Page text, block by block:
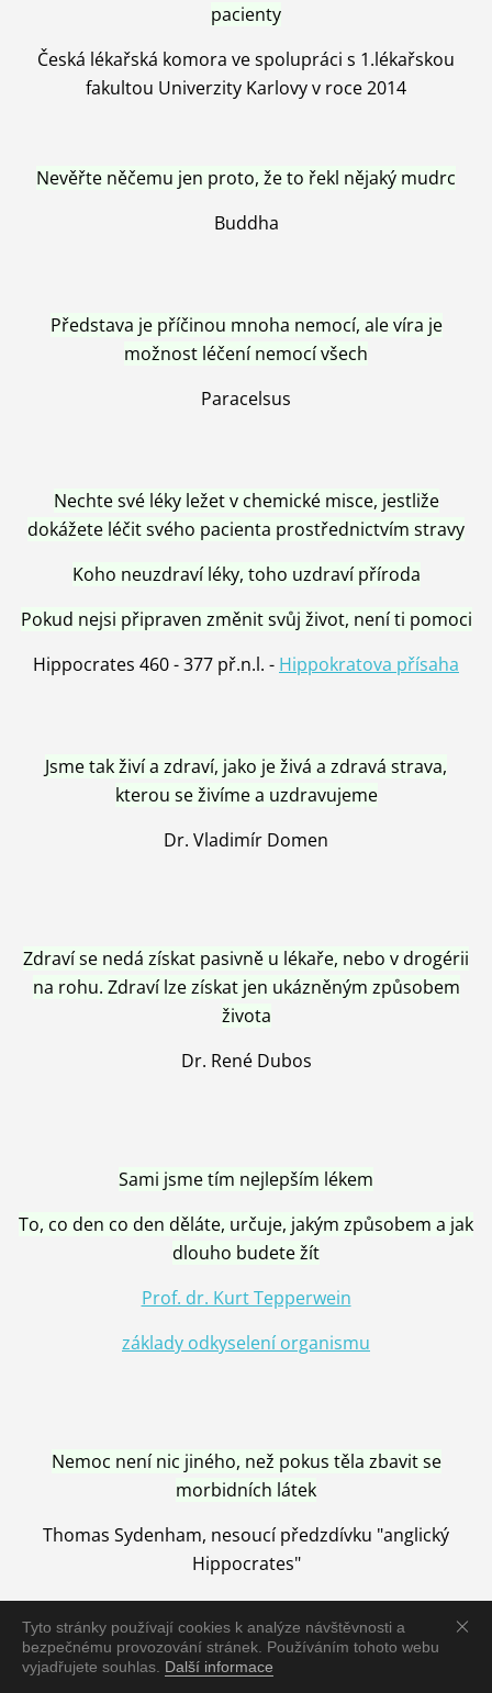
Tyto stránky používají cookies k analýze návštěvnosti a
bezpečnému provozování stránek. Používáním tohoto webu
vyjadřujete souhlas. Další informace
pacienty
Česká lékařská komora ve spolupráci s 1.lékařskou
fakultou Univerzity Karlovy v roce 2014
Nevěřte něčemu jen proto, že to řekl nějaký mudrc
Buddha
Představa je příčinou mnoha nemocí, ale víra je
možnost léčení nemocí všech
Paracelsus
Nechte své léky ležet v chemické misce, jestliže
dokážete léčit svého pacienta prostřednictvím stravy
Koho neuzdraví léky, toho uzdraví příroda
Pokud nejsi připraven změnit svůj život, není ti pomoci
Hippocrates 460 - 377 př.n.l. - Hippokratova přísaha
Jsme tak živí a zdraví, jako je živá a zdravá strava,
kterou se živíme a uzdravujeme
Dr. Vladimír Domen
Zdraví se nedá získat pasivně u lékaře, nebo v drogérii
na rohu. Zdraví lze získat jen ukázněným způsobem
života
Dr. René Dubos
Sami jsme tím nejlepším lékem
To, co den co den děláte, určuje, jakým způsobem a jak
dlouho budete žít
Prof. dr. Kurt Tepperwein
základy odkyselení organismu
Nemoc není nic jiného, než pokus těla zbavit se
morbidních látek
Thomas Sydenham, nesoucí předzdívku "anglický
Hippocrates"
Nemoc je vyléčena jen pomocí Přírody, neutralizací a